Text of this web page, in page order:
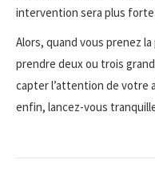
intervention sera plus
Alors, quand vous prenez
prendre deux ou trois
capter l’attention de votre
enfin, lancez-vous